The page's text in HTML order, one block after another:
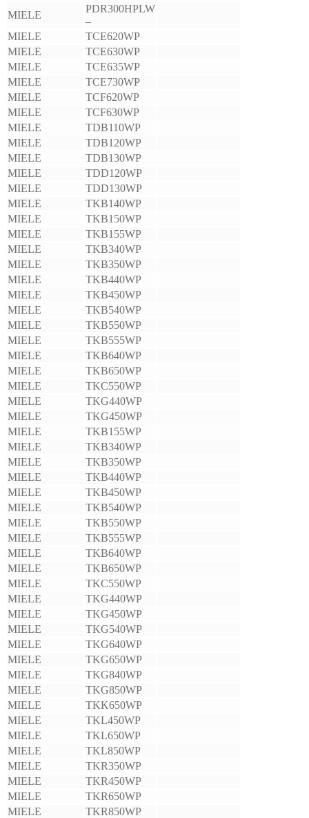
MIELE
PDR300HPLW
–
MIELE
TCE620WP
MIELE
TCE630WP
MIELE
TCE635WP
MIELE
TCE730WP
MIELE
TCF620WP
MIELE
TCF630WP
MIELE
TDB110WP
MIELE
TDB120WP
MIELE
TDB130WP
MIELE
TDD120WP
MIELE
TDD130WP
MIELE
TKB140WP
MIELE
TKB150WP
MIELE
TKB155WP
MIELE
TKB340WP
MIELE
TKB350WP
MIELE
TKB440WP
MIELE
TKB450WP
MIELE
TKB540WP
MIELE
TKB550WP
MIELE
TKB555WP
MIELE
TKB640WP
MIELE
TKB650WP
MIELE
TKC550WP
MIELE
TKG440WP
MIELE
TKG450WP
MIELE
TKB155WP
MIELE
TKB340WP
MIELE
TKB350WP
MIELE
TKB440WP
MIELE
TKB450WP
MIELE
TKB540WP
MIELE
TKB550WP
MIELE
TKB555WP
MIELE
TKB640WP
MIELE
TKB650WP
MIELE
TKC550WP
MIELE
TKG440WP
MIELE
TKG450WP
MIELE
TKG540WP
MIELE
TKG640WP
MIELE
TKG650WP
MIELE
TKG840WP
MIELE
TKG850WP
MIELE
TKK650WP
MIELE
TKL450WP
MIELE
TKL650WP
MIELE
TKL850WP
MIELE
TKR350WP
MIELE
TKR450WP
MIELE
TKR650WP
MIELE
TKR850WP